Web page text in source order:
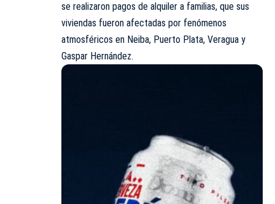
se realizaron pagos de alquiler a familias, que sus
viviendas fueron afectadas por fenómenos
atmosféricos en Neiba, Puerto Plata, Veragua y
Gaspar Hernández.